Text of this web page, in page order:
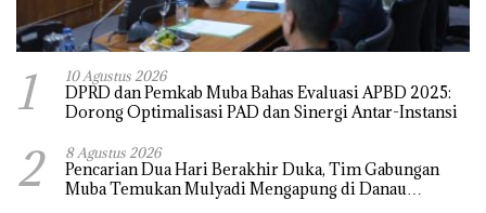
1 10 Agustus 2026
DPRD dan Pemkab Muba Bahas Evaluasi APBD 2025:
Dorong Optimalisasi PAD dan Sinergi Antar-Instansi
2 8 Agustus 2026
Pencarian Dua Hari Berakhir Duka, Tim Gabungan
Muba Temukan Mulyadi Mengapung di Danau